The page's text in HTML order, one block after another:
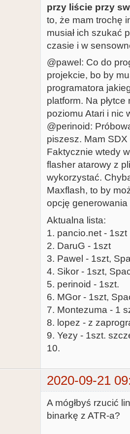
przy liście przy
to, że mam trochę
musiał ich szukać
czasie i w
@pawel: Co do
projekcie, bo by
programatora
platform. Na
poziomu Atari i nic
@perinoid:
piszesz. Mam
Faktycznie wtedy
flasher atarowy z
wykorzystać.
Maxflash, to by
opcję generowania
Aktualna lista:
1. pancio.net - 1szt
2. DaruG - 1szt
3. Pawel - 1szt,
4. Sikor - 1szt,
5. perinoid - 1szt.
6. MGor - 1szt,
7. Montezuma - 1
8. lopez - z
9. Yezy - 1szt.
10.
2020-09-21
A mógłbyś rzucić
binarkę z ATR-a?